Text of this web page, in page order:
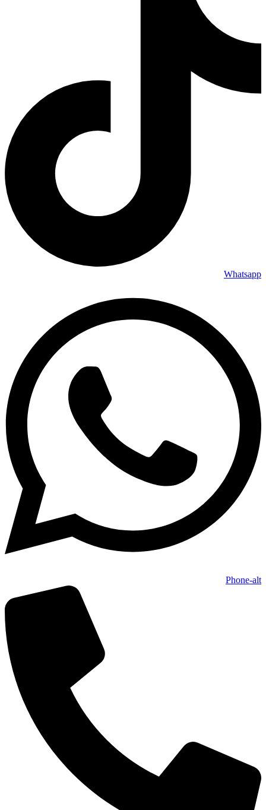
Whatsapp
Phone-alt